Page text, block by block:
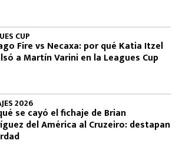
CUP
Fire vs Necaxa: por qué Katia Itzel
a Martín Varini en la Leagues Cup
2026
se cayó el fichaje de Brian
del América al Cruzeiro: destapan